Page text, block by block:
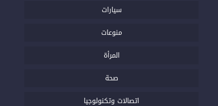
سيارات
منوعات
المرأة
صحة
اتصالات وتكنولوجيا